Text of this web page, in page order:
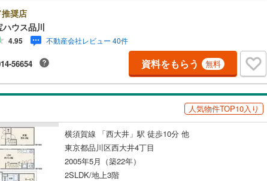
を大切にしています。現地でしか分からないリアルな情報も含めて、一緒
悔しない住まい探しを進めていきましょう。まずはお気軽にご相談くださ
【Yahoo！ 不動産キャンペーン対象店舗】当店で物件を成約するとPayPay
ナスライトがもらえる「Yahoo！ 不動産 物件ご成約キャンペーン」の対象
なります。「資料をもらう」「見学予約をする」ボタンからお問い合わせく
い。※必ずYahoo！ JAPAN IDでログインしてください。※PayPayボーナス
イトは出金と譲渡はできません。ご案内・詳細な資料のご請求はお気軽にど
♪お電話でのお問い合わせも常時受け付けております！お気軽にお問い合わ
ださい。
奨店
ウス品川
4.95 不動産会社レビュー 40件
56654 資料をもらう 無料
人気物件TOP10入り
横須賀線 「西大井」駅 徒歩10分 他
東京都品川区西大井4丁目
2005年5月（築22年）
2SLDK/地上3階
13)
市(58)
西多摩郡檜原村(1)
利島村(0)
(0) 三宅島三宅村(0)
丈町(0) 青ヶ島村(0)
線(0)
町線( )
湖線(0) 西武多摩川線( 0)
線(0) 京王線(0)
(0)
摩線(0) 東急東横線(0)
町線(0) 東急田園都市線
谷線(0)
1）
ダイニング15畳以上
ッチン 対面キッチン
、契約、入居関連など